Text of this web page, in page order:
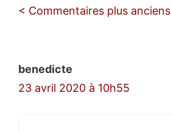
Navigation
< Commentaires plus anciens
benedicte
23 avril 2020 à 10h55